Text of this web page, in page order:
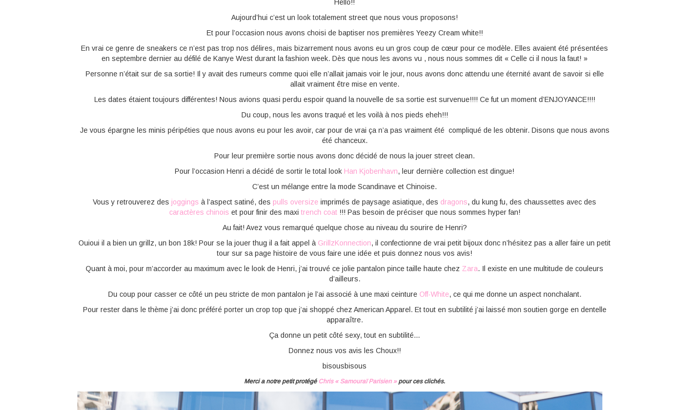
Hello!!
Aujourd’hui c’est un look totalement street que nous vous proposons!
Et pour l’occasion nous avons choisi de baptiser nos premières Yeezy Cream white!!
En vrai ce genre de sneakers ce n’est pas trop nos délires, mais bizarrement nous avons eu un gros coup de cœur pour ce modèle. Elles avaient été présentées
en septembre dernier au défilé de Kanye West durant la fashion week. Dès que nous les avons vu , nous nous sommes dit « Celle ci il nous la faut! »
Personne n’était sur de sa sortie! Il y avait des rumeurs comme quoi elle n’allait jamais voir le jour, nous avons donc attendu une éternité avant de savoir si elle
allait vraiment être mise en vente.
Les dates étaient toujours différentes! Nous avions quasi perdu espoir quand la nouvelle de sa sortie est survenue!!!! Ce fut un moment d’ENJOYANCE!!!!
Du coup, nous les avons traqué et les voilà à nos pieds eheh!!!
Je vous épargne les minis péripéties que nous avons eu pour les avoir, car pour de vrai ça n’a pas vraiment été compliqué de les obtenir. Disons que nous avons
été chanceux.
Pour leur première sortie nous avons donc décidé de nous la jouer street clean.
Pour l’occasion Henri a décidé de sortir le total look Han Kjobenhavn, leur dernière collection est dingue!
C’est un mélange entre la mode Scandinave et Chinoise.
Vous y retrouverez des joggings à l’aspect satiné, des pulls oversize imprimés de paysage asiatique, des dragons, du kung fu, des chaussettes avec des
caractères chinois et pour finir des maxi trench coat!!! Pas besoin de préciser que nous sommes hyper fan!
Au fait! Avez vous remarqué quelque chose au niveau du sourire de Henri?
Ouioui il a bien un grillz, un bon 18k! Pour se la jouer thug il a fait appel à GrillzKonnection, il confectionne de vrai petit bijoux donc n’hésitez pas a aller faire un petit
tour sur sa page histoire de vous faire une idée et puis donnez nous vos avis!
Quant à moi, pour m’accorder au maximum avec le look de Henri, j’ai trouvé ce jolie pantalon pince taille haute chez Zara. Il existe en une multitude de couleurs
d’ailleurs.
Du coup pour casser ce côté un peu stricte de mon pantalon je l’ai associé à une maxi ceintureOff-White, ce qui me donne un aspect nonchalant.
Pour rester dans le thème j’ai donc préféré porter un crop top que j’ai shoppé chez American Apparel. Et tout en subtilité j’ai laissé mon soutien gorge en dentelle
apparaître.
Ça donne un petit côté sexy, tout en subtilité…
Donnez nous vos avis les Choux!!
bisousbisous
Merci a notre petit protégé Chris « Samouraï Parisien »pour ces clichés.